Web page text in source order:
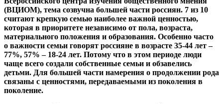
(ВЦИОМ), тема созвучна большей части россиян. 7 из 10
считают крепкую семью наиболее важной ценностью,
которая в приоритете независимо от пола, возраста,
материального положения и образования. Особенно часто
о важности семьи говорят россияне в возрасте 35-44 лет –
77%, 57% – 18-24 лет. Потому что в этом периоде люди
чаще всего создали собственные семьи и обзавелись
детьми. Для большей части намерения о продолжении рода
связаны с ценностями, передаваемыми из поколения в
поколение.